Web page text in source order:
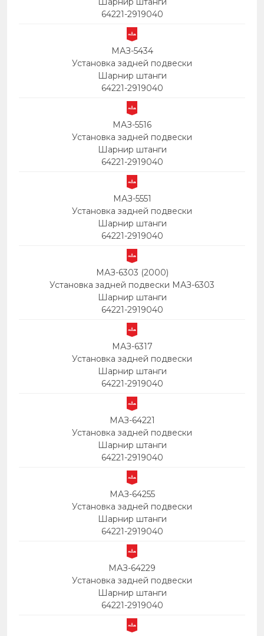
64221-2919040
МАЗ-5434
Установка задней подвески
Шарнир штанги
64221-2919040
МАЗ-5516
Установка задней подвески
Шарнир штанги
64221-2919040
МАЗ-5551
Установка задней подвески
Шарнир штанги
64221-2919040
МАЗ-6303 (2000)
Установка задней подвески МАЗ-6303
Шарнир штанги
64221-2919040
МАЗ-6317
Установка задней подвески
Шарнир штанги
64221-2919040
МАЗ-64221
Установка задней подвески
Шарнир штанги
64221-2919040
МАЗ-64255
Установка задней подвески
Шарнир штанги
64221-2919040
МАЗ-64229
Установка задней подвески
Шарнир штанги
64221-2919040